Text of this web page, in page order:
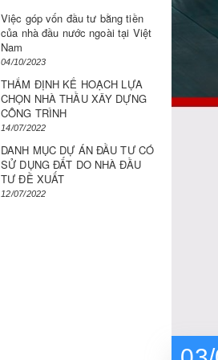
Việc góp vốn đầu tư bằng tiền
của nhà đầu nước ngoài tại Việt
Nam
04/10/2023
THẨM ĐỊNH KẾ HOẠCH LỰA
CHỌN NHÀ THẦU XÂY DỰNG
CÔNG TRÌNH
14/07/2022
DANH MỤC DỰ ÁN ĐẦU TƯ CÓ
SỬ DỤNG ĐẤT DO NHÀ ĐẦU
TƯ ĐỀ XUẤT
12/07/2022